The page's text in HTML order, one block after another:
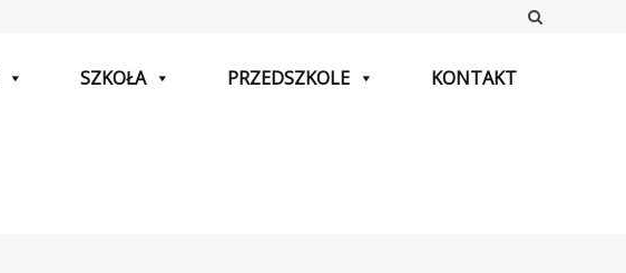
SZKOŁA PRZEDSZKOLE KONTAKT